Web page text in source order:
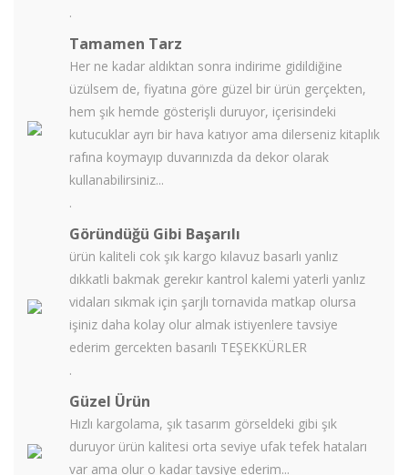
.
Tamamen Tarz
Her ne kadar aldıktan sonra indirime gidildiğine
üzülsem de, fiyatına göre güzel bir ürün gerçekten,
hem şık hemde gösterişli duruyor, içerisindeki
kutucuklar ayrı bir hava katıyor ama dilerseniz kitaplık
rafına koymayıp duvarınızda da dekor olarak
kullanabilirsiniz...
.
Göründüğü Gibi Başarılı
ürün kaliteli cok şık kargo kılavuz basarlı yanlız
dıkkatli bakmak gerekır kantrol kalemi yaterli yanlız
vidaları sıkmak için şarjlı tornavida matkap olursa
işiniz daha kolay olur almak istiyenlere tavsiye
ederim gercekten basarılı TEŞEKKÜRLER
.
Güzel Ürün
Hızlı kargolama, şık tasarım görseldeki gibi şık
duruyor ürün kalitesi orta seviye ufak tefek hataları
var ama olur o kadar tavsiye ederim...